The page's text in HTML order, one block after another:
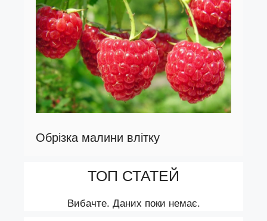
Обрізка малини влітку
ТОП СТАТЕЙ
Вибачте. Даних поки немає.